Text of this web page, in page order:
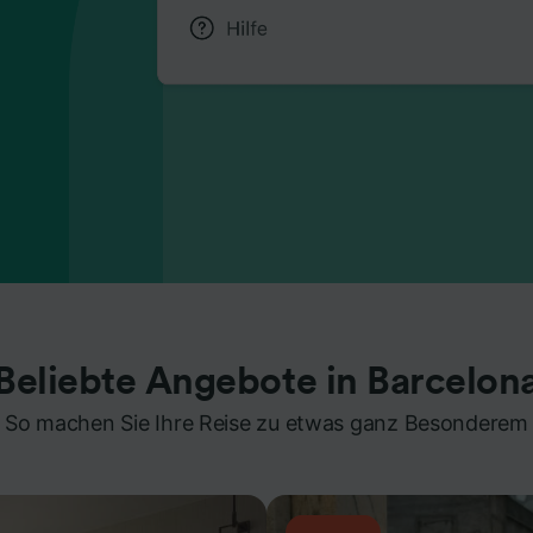
Beliebte Angebote in
So machen Sie Ihre Reise zu etwas ganz Besonderem